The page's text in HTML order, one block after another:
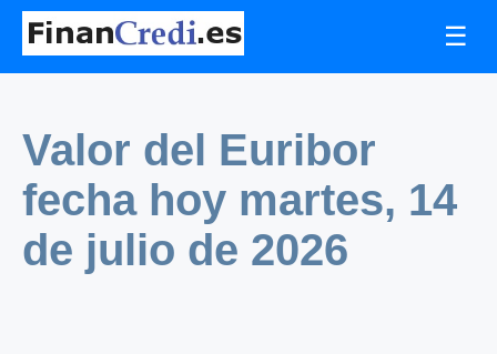
☰
Valor del Euribor
fecha hoy martes, 14
de julio de 2026